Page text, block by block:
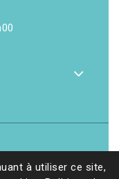
à utiliser ce site,
par Ethicweb